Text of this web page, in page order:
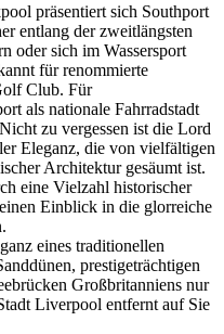
präsentiert sich Southport
entlang der zweitlängsten
oder sich im Wassersport
für renommierte
Club. Für
als nationale Fahrradstadt
zu vergessen ist die Lord
Eleganz, die von vielfältigen
Architektur gesäumt ist.
eine Vielzahl historischer
Einblick in die glorreiche
eines traditionellen
prestigeträchtigen
Großbritanniens nur
Liverpool entfernt auf Sie